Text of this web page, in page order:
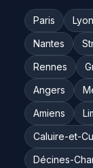
Paris Lyon
Nantes
Rennes
Angers
Amiens
Caluire-et-
Décines-